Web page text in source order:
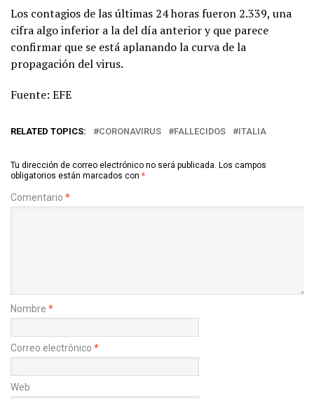
Los contagios de las últimas 24 horas fueron 2.339, una
cifra algo inferior a la del día anterior y que parece
confirmar que se está aplanando la curva de la
propagación del virus.
Fuente: EFE
RELATED TOPICS: CORONAVIRUS FALLECIDOS ITALIA
Tu dirección de correo electrónico no será publicada. Los campos
obligatorios están marcados con *
Comentario *
Nombre *
Correo electrónico *
Web